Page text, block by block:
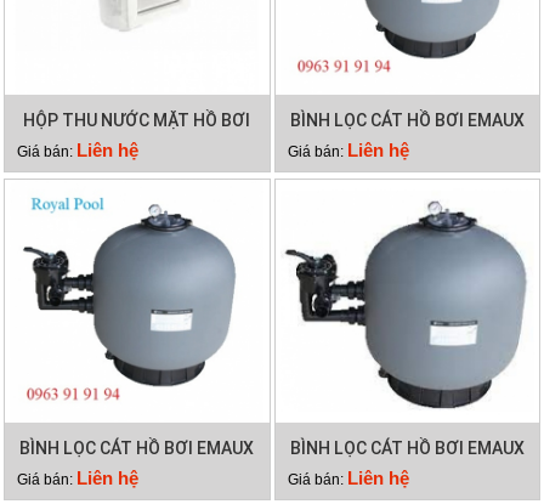
HỘP THU NƯỚC MẶT HỒ BƠI
EMAUX EM0010
Giá bán: Liên hệ
BÌNH LỌC CÁT HỒ BƠI EMAUX
SP500
Giá bán: Liên hệ
BÌNH LỌC CÁT HỒ BƠI EMAUX
SP450
Giá bán: Liên hệ
BÌNH LỌC CÁT HỒ BƠI EMAUX
SP650
Giá bán: Liên hệ